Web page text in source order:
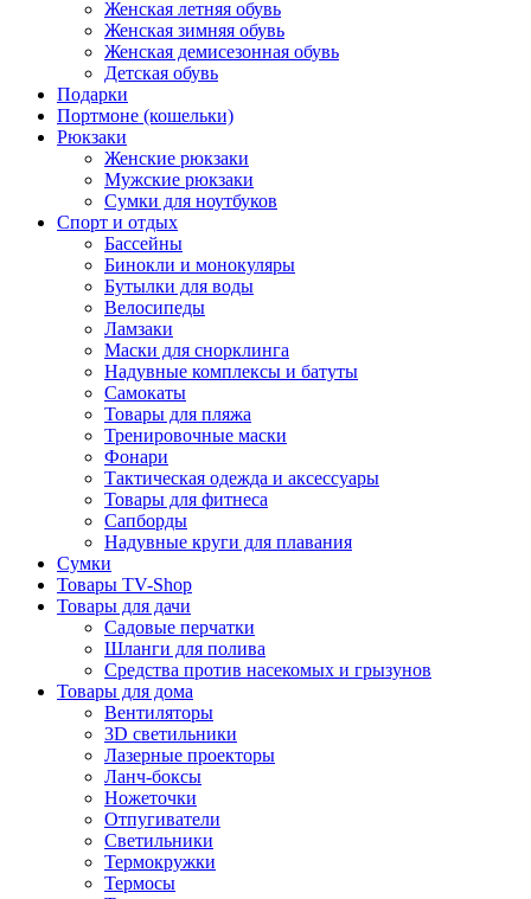
Женская летняя обувь
Женская зимняя обувь
Женская демисезонная обувь
Детская обувь
Подарки
Портмоне (кошельки)
Рюкзаки
Женские рюкзаки
Мужские рюкзаки
Сумки для ноутбуков
Спорт и отдых
Бассейны
Бинокли и монокуляры
Бутылки для воды
Велосипеды
Ламзаки
Маски для снорклинга
Надувные комплексы и батуты
Самокаты
Товары для пляжа
Тренировочные маски
Фонари
Тактическая одежда и аксессуары
Товары для фитнеса
Сапборды
Надувные круги для плавания
Сумки
Товары TV-Shop
Товары для дачи
Садовые перчатки
Шланги для полива
Средства против насекомых и грызунов
Товары для дома
Вентиляторы
3D светильники
Лазерные проекторы
Ланч-боксы
Ножеточки
Отпугиватели
Светильники
Термокружки
Термосы